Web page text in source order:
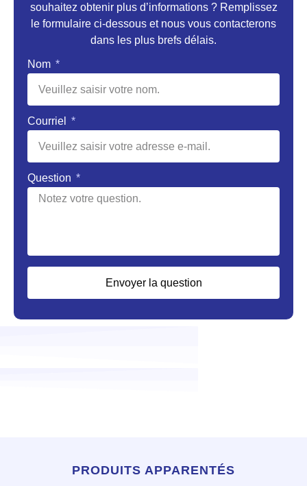
souhaitez obtenir plus d’informations ? Remplissez
le formulaire ci-dessous et nous vous contacterons
dans les plus brefs délais.
Nom
Courriel
Question
Envoyer la question
PRODUITS APPARENTÉS